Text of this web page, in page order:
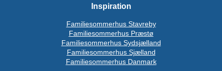
Inspiration
Familiesommerhus Stavreby
Familiesommerhus Præstø
Familiesommerhus Sydsjælland
Familiesommerhus Sjælland
Familiesommerhus Danmark